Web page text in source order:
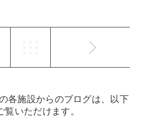
各施設からのブログは、以下
いただけます。